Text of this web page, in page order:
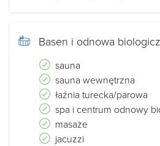
Basen i odnowa
sauna
sauna wewnętrzna
łaźnia turecka/parowa
spa i centrum odnowy
masaże
jacuzzi